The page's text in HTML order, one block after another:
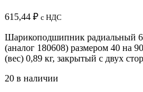
615,44 ₽ с НДС
Шарикоподшипник радиальный
(аналог 180608) размером 40 на
(вес) 0,89 кг, закрытый с двух
20 в наличии